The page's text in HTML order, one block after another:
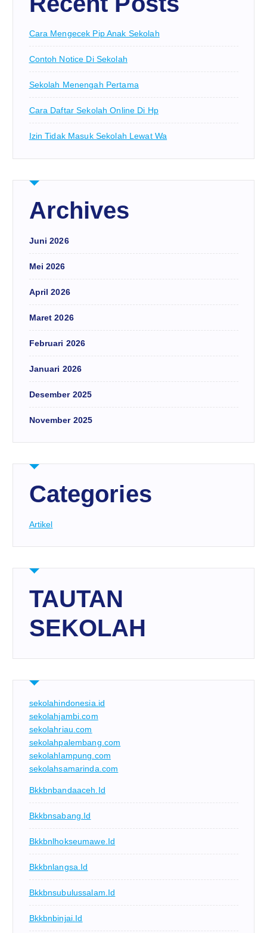
Cara Mengecek Pip Anak Sekolah
Contoh Notice Di Sekolah
Sekolah Menengah Pertama
Cara Daftar Sekolah Online Di Hp
Izin Tidak Masuk Sekolah Lewat Wa
Archives
Juni 2026
Mei 2026
April 2026
Maret 2026
Februari 2026
Januari 2026
Desember 2025
November 2025
Categories
Artikel
TAUTAN
SEKOLAH
sekolahindonesia.id
sekolahjambi.com
sekolahriau.com
sekolahpalembang.com
sekolahlampung.com
sekolahsamarinda.com
Bkkbnbandaaceh.id
Bkkbnsabang.id
Bkkbnlhokseumawe.id
Bkkbnlangsa.id
Bkkbnsubulussalam.id
Bkkbnbinjai.id